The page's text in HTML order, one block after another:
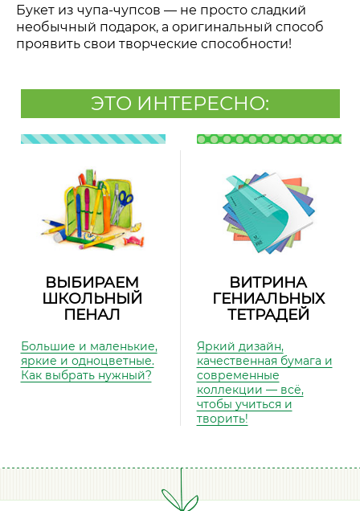
Букет из чупа-чупсов — не просто сладкий
необычный подарок, а оригинальный способ
проявить свои творческие способности!
ЭТО ИНТЕРЕСНО:
ВЫБИРАЕМ
ШКОЛЬНЫЙ
ПЕНАЛ
Большие и маленькие,
яркие и одноцветные.
Как выбрать нужный?
ВИТРИНА
ГЕНИАЛЬНЫХ
ТЕТРАДЕЙ
Яркий дизайн,
качественная бумага и
современные
коллекции — всё,
чтобы учиться и
творить!